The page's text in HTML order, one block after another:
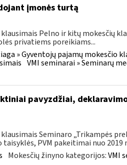
įmonės turtą
Pelno ir kitų mokesčių
privatiems poreikiams...
» Gyventojų pajamų mokesčio
VMI seminarai » Seminarų
pavyzdžiai,
Seminaro „Trikampės
PVM pakeitimai nuo 2019
Mokesčių žinyno kategorijos:VMI